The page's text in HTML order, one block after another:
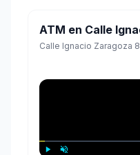
ATM en Calle